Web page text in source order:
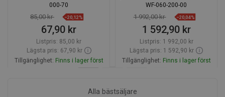
000-70
85,00 kr −20,12%
67,90 kr
Listpris: 85,00 kr
Lägsta pris: 67,90 kr
Tillgänglighet: Finns i lager först
WF-060-200-00
1 992,00 kr −20,04%
1 592,90 kr
Listpris: 1 992,00 kr
Lägsta pris: 1 592,90 kr
Tillgänglighet: Finns i lager först
Alla bästsäljare